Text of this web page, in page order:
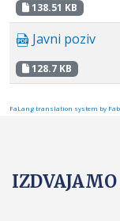
138.51 KB
Javni poziv
128.7 KB
FaLang translation system by
IZDVAJAMO